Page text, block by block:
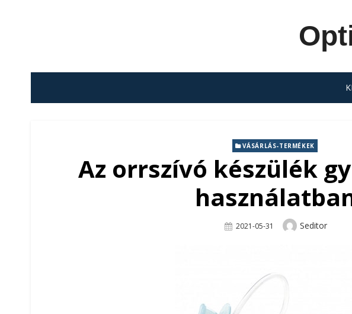
VÁSÁRLÁS-TERMÉKEK
Az orrszívó készülék
Posted
2021-05-31 Author
Seditor